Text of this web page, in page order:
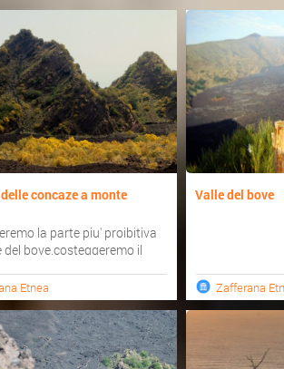
concaze a monte
la parte piu' proibitiva
del bove,costeggeremo il
Etnea
Valle del bove
Zafferana